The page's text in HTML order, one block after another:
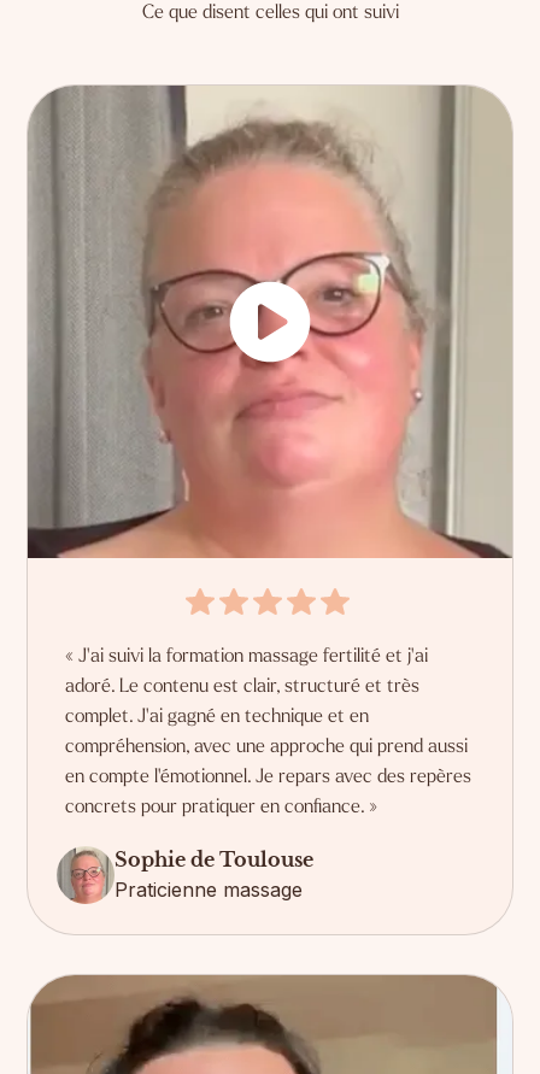
Ce que disent celles qui ont suivi
« J'ai suivi la formation massage fertilité et j'ai
adoré. Le contenu est clair, structuré et très
complet. J'ai gagné en technique et en
compréhension, avec une approche qui prend aussi
en compte l'émotionnel. Je repars avec des repères
concrets pour pratiquer en confiance. »
Sophie de Toulouse
Praticienne massage